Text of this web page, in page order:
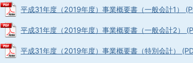
平成31年度（2019年度）事業概要書（一般会計1）
平成31年度（2019年度）事業概要書（一般会計2）
平成31年度（2019年度）事業概要書（特別会計）